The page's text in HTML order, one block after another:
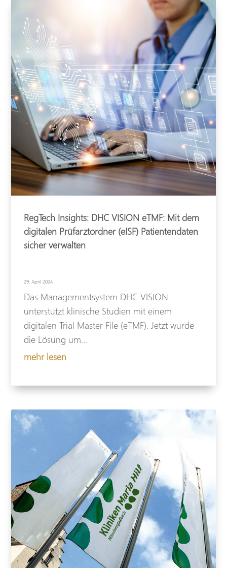
RegTech Insights: DHC VISION eTMF: Mit dem
digitalen Prüfarztordner (eISF) Patientendaten
sicher verwalten
29. April 2024
Das Managementsystem DHC VISION
unterstützt klinische Studien mit einem
digitalen Trial Master File (eTMF). Jetzt wurde
die Lösung um...
mehr lesen